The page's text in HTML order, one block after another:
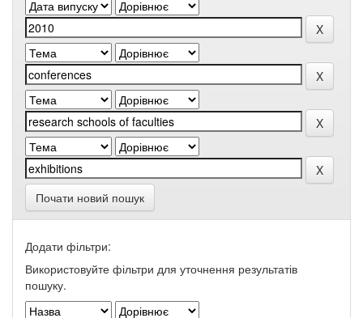
Почати новий пошук
Додати фільтри:
Використовуйте фільтри для уточнення результатів
пошуку.